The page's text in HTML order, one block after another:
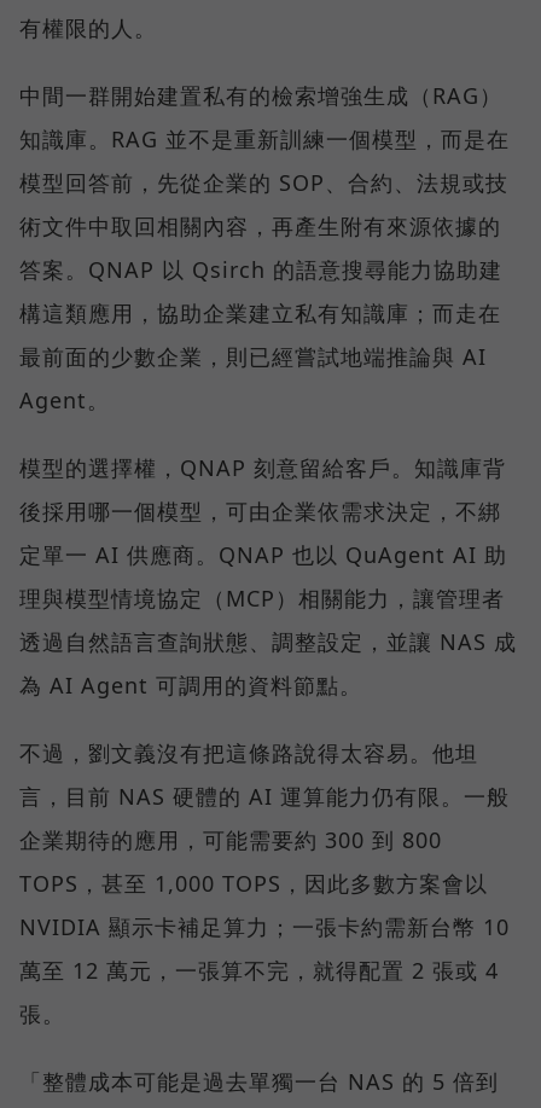
有權限的人。
中間一群開始建置私有的檢索增強生成（RAG）
知識庫。RAG 並不是重新訓練一個模型，而是在
模型回答前，先從企業的 SOP、合約、法規或技
術文件中取回相關內容，再產生附有來源依據的
答案。QNAP 以 Qsirch 的語意搜尋能力協助建
構這類應用，協助企業建立私有知識庫；而走在
最前面的少數企業，則已經嘗試地端推論與 AI
Agent。
模型的選擇權，QNAP 刻意留給客戶。知識庫背
後採用哪一個模型，可由企業依需求決定，不綁
定單一 AI 供應商。QNAP 也以 QuAgent AI 助
理與模型情境協定（MCP）相關能力，讓管理者
透過自然語言查詢狀態、調整設定，並讓 NAS 成
為 AI Agent 可調用的資料節點。
不過，劉文義沒有把這條路說得太容易。他坦
言，目前 NAS 硬體的 AI 運算能力仍有限。一般
企業期待的應用，可能需要約 300 到 800
TOPS，甚至 1,000 TOPS，因此多數方案會以
NVIDIA 顯示卡補足算力；一張卡約需新台幣 10
萬至 12 萬元，一張算不完，就得配置 2 張或 4
張。
「整體成本可能是過去單獨一台 NAS 的 5 倍到